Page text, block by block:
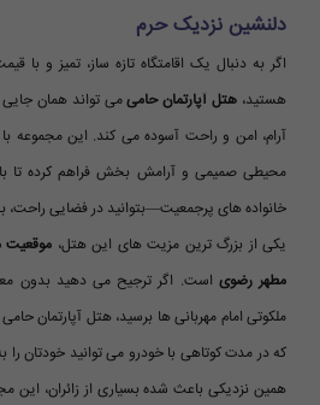
دلنشین نزدیک حرم
اگر به دنبال یک اقامتگاه تازه ساز، تمیز و
هستید، هتل آپارتمان حامیمی تواند همان
آرام، امن و راحت آسوده می کند. این مجموعه
محیطی صمیمی و آرامش بخش فراهم کرده تا با
خانواده های پرجمعیت—بتوانید در فضایی راحت،
یکی از بزرگ ترین مزیت های این هتل،
مطهر رضوی است. اگر ترجیح می دهید بدون
ملکوتی امام مهربانی ها برسید، هتل آپارتمان
که در مدت کوتاهی با خودرو می توانید خودتان
همین نزدیکی باعث شده بسیاری از زائران، این